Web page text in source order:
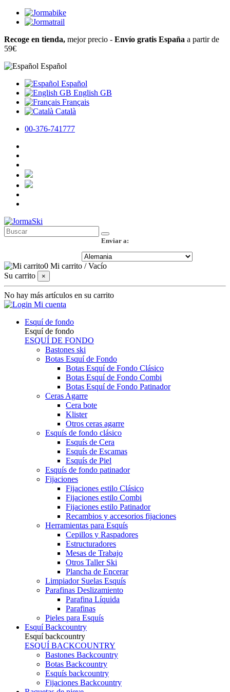
Recoge en tienda, mejor precio - Envío gratis España a partir de
59€
Español
Español
English GB
Français
Català
00-376-741777
Enviar a:
0 Mi carrito /Vacío
Su carrito
×
No hay más artículos en su carrito
Mi cuenta
Esquí de fondo
Esquí de fondo
ESQUÍ DE FONDO
Bastones ski
Botas Esquí de Fondo
Botas Esquí de Fondo Clásico
Botas Esquí de Fondo Combi
Botas Esquí de Fondo Patinador
Ceras Agarre
Cera bote
Klister
Otros ceras agarre
Esquís de fondo clásico
Esquís de Cera
Esquís de Escamas
Esquís de Piel
Esquís de fondo patinador
Fijaciones
Fijaciones estilo Clásico
Fijaciones estilo Combi
Fijaciones estilo Patinador
Recambios y accesorios fijaciones
Herramientas para Esquís
Cepillos y Raspadores
Estructuradores
Mesas de Trabajo
Otros Taller Ski
Plancha de Encerar
Limpiador Suelas Esquís
Parafinas Deslizamiento
Parafina Líquida
Parafinas
Pieles para Esquís
Esquí Backcountry
Esquí backcountry
ESQUÍ BACKCOUNTRY
Bastones Backcountry
Botas Backcountry
Esquís backcountry
Fijaciones Backcountry